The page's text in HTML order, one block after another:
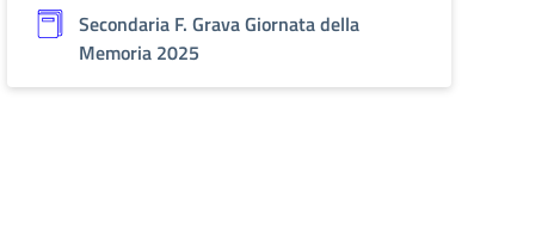
Secondaria F. Grava Giornata della
Memoria 2025